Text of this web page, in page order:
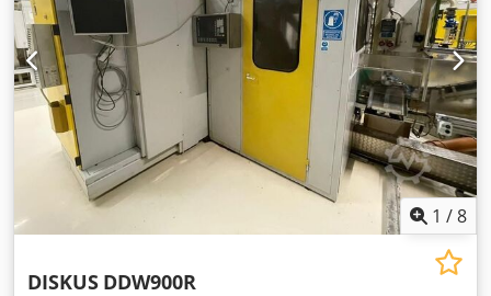
1 /8
DISKUS DDW900R